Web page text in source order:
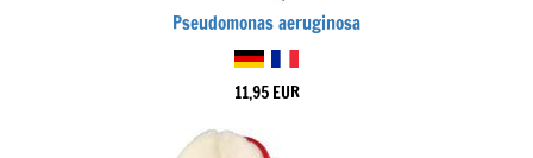
Pseudomonas aeruginosa
11,95 EUR